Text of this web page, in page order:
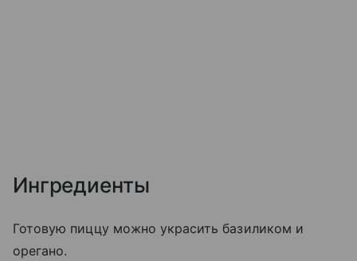
Ингредиенты
Готовую пиццу можно украсить базиликом и
орегано.